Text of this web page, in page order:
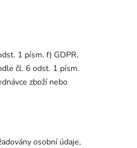
1 písm. f) GDPR,
čl. 6 odst. 1 písm.
zboží nebo
osobní údaje,